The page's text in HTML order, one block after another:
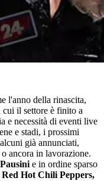
l'anno della rinascita,
cui il settore è finito a
e necessità di eventi live
e stadi, i prossimi
già annunciati,
ancora in lavorazione.
e in ordine sparso
Hot Chili Peppers,